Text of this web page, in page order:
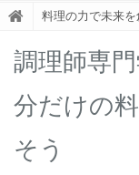
料理の力で未来
調理師専
分だけの
そう